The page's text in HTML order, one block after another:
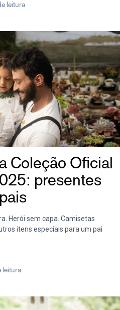
leitura
Coleção Oficial
presentes
Herói sem capa. Camisetas
itens especiais para um pai
leitura